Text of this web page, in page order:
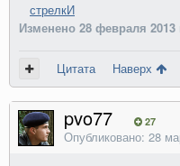
стрелкИ
Изменено 28 февраля 2013
Цитата Наверх
pvo77 27
Опубликовано: 28